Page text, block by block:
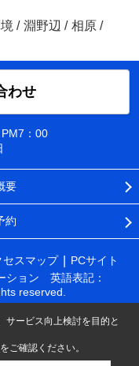
/ 淵野辺 / 相原 /
わせ
：00
要
約
セスマップ
PCサイト
ション 英語表記：
reserved.
サービス向上検討を目的と
をご確認ください。